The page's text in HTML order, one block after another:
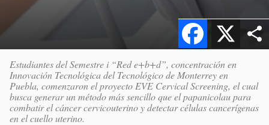
X
Facebook
Estudiantes del Semestre i “Red e+b+d”, concentración en
Innovación Tecnológica del Tecnológico de Monterrey en
Puebla, comenzaron el proyecto EVE Cervical Screening, el cual
busca generar un método más sencillo que el papanicolau para
combatir el cáncer cervicouterino y detectar células cancerígenas
en el cuello uterino.